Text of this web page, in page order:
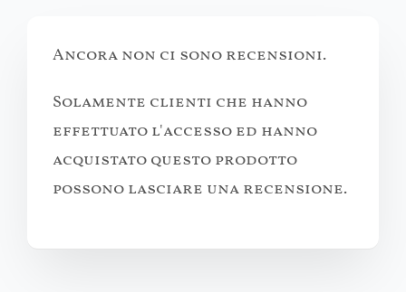
Ancora non ci sono recensioni.
Solamente clienti che hanno
effettuato l'accesso ed hanno
acquistato questo prodotto
possono lasciare una recensione.